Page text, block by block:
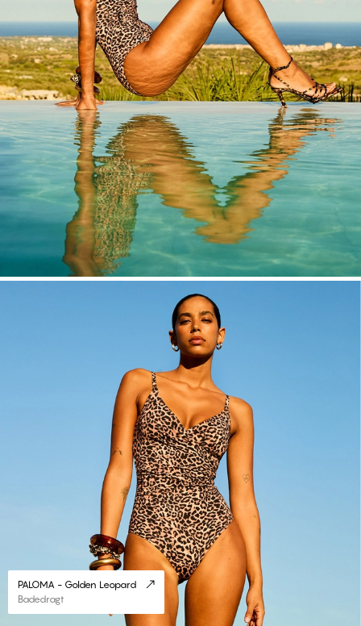
PALOMA - Golden Leopard
Badedragt